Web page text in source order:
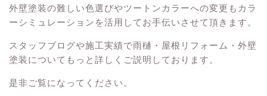
外壁塗装の難しい色選びやツートンカラーへの変更もカラ
ーシミュレーションを活用してお手伝いさせて頂きます。
スタッフブログや施工実績で雨樋・屋根リフォーム・外壁
塗装についてもっと詳しくご説明しております。
是非ご覧になってください。